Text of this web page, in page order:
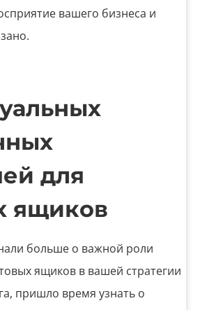
вашего бизнеса и
для
ящиков
больше о важной роли
ящиков в вашей стратегии
пришло время узнать о